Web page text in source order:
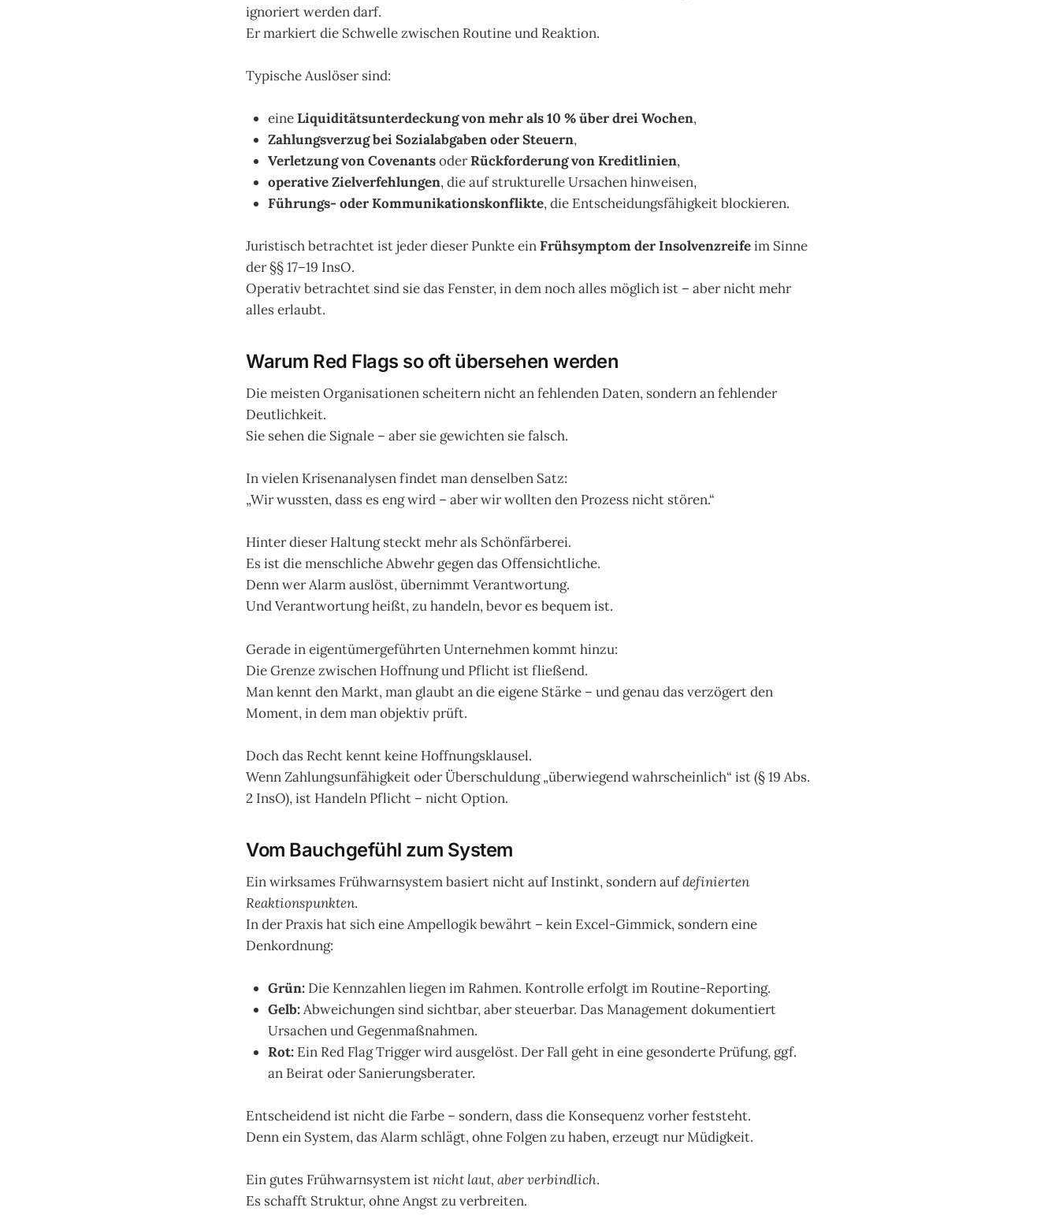
ignoriert werden darf.
Er markiert die Schwelle zwischen Routine und Reaktion.
Typische Auslöser sind:
eineLiquiditätsunterdeckung von mehr als 10 % über drei Wochen,
Zahlungsverzug bei Sozialabgaben oder Steuern,
Verletzung von CovenantsoderRückforderung von Kreditlinien,
operative Zielverfehlungen, die auf strukturelle Ursachen hinweisen,
Führungs- oder Kommunikationskonflikte, die Entscheidungsfähigkeit blockieren.
Juristisch betrachtet ist jeder dieser Punkte einFrühsymptom der Insolvenzreifeim Sinne
der §§ 17–19 InsO.
Operativ betrachtet sind sie das Fenster, in dem noch alles möglich ist – aber nicht mehr
alles erlaubt.
Warum Red Flags so oft übersehen werden
Die meisten Organisationen scheitern nicht an fehlenden Daten, sondern an fehlender
Deutlichkeit.
Sie sehen die Signale – aber sie gewichten sie falsch.
In vielen Krisenanalysen findet man denselben Satz:
„Wir wussten, dass es eng wird – aber wir wollten den Prozess nicht stören.“
Hinter dieser Haltung steckt mehr als Schönfärberei.
Es ist die menschliche Abwehr gegen das Offensichtliche.
Denn wer Alarm auslöst, übernimmt Verantwortung.
Und Verantwortung heißt, zu handeln, bevor es bequem ist.
Gerade in eigentümergeführten Unternehmen kommt hinzu:
Die Grenze zwischen Hoffnung und Pflicht ist fließend.
Man kennt den Markt, man glaubt an die eigene Stärke – und genau das verzögert den
Moment, in dem man objektiv prüft.
Doch das Recht kennt keine Hoffnungsklausel.
Wenn Zahlungsunfähigkeit oder Überschuldung „überwiegend wahrscheinlich“ ist (§ 19 Abs.
2 InsO), ist Handeln Pflicht – nicht Option.
Vom Bauchgefühl zum System
Ein wirksames Frühwarnsystem basiert nicht auf Instinkt, sondern aufdefinierten
Reaktionspunkten.
In der Praxis hat sich eine Ampellogik bewährt – kein Excel-Gimmick, sondern eine
Denkordnung:
Grün: Die Kennzahlen liegen im Rahmen. Kontrolle erfolgt im Routine-Reporting.
Gelb:Abweichungen sind sichtbar, aber steuerbar. Das Management dokumentiert
Ursachen und Gegenmaßnahmen.
Rot: Ein Red Flag Trigger wird ausgelöst. Der Fall geht in eine gesonderte Prüfung, ggf.
an Beirat oder Sanierungsberater.
Entscheidend ist nicht die Farbe – sondern, dass die Konsequenz vorher feststeht.
Denn ein System, das Alarm schlägt, ohne Folgen zu haben, erzeugt nur Müdigkeit.
Ein gutes Frühwarnsystem istnicht laut, aber verbindlich.
Es schafft Struktur, ohne Angst zu verbreiten.